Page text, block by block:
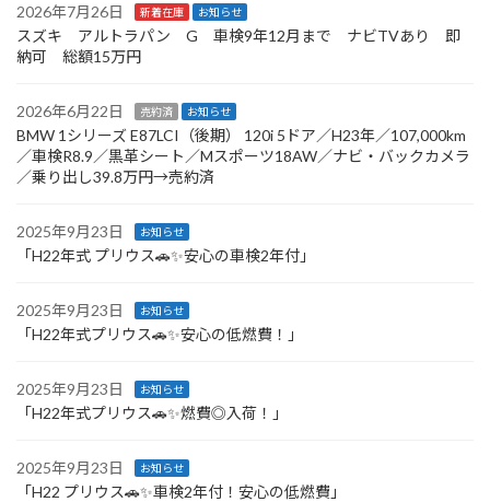
2026年7月26日 新着在庫 お知らせ
スズキ アルトラパン G 車検9年12月まで ナビTVあり 即
納可 総額15万円
2026年6月22日 売約済 お知らせ
BMW 1シリーズ E87LCI（後期） 120i 5ドア／H23年／107,000km
／車検R8.9／黒革シート／Mスポーツ18AW／ナビ・バックカメラ
／乗り出し39.8万円→売約済
2025年9月23日 お知らせ
「H22年式 プリウス🚗✨安心の車検2年付」
2025年9月23日 お知らせ
「H22年式プリウス🚗✨安心の低燃費！」
2025年9月23日 お知らせ
「H22年式プリウス🚗✨燃費◎入荷！」
2025年9月23日 お知らせ
「H22 プリウス🚗✨車検2年付！安心の低燃費」